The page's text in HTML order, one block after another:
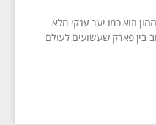
הוא כמו יער ענקי מלא
בין פארק שעשועים לעולם